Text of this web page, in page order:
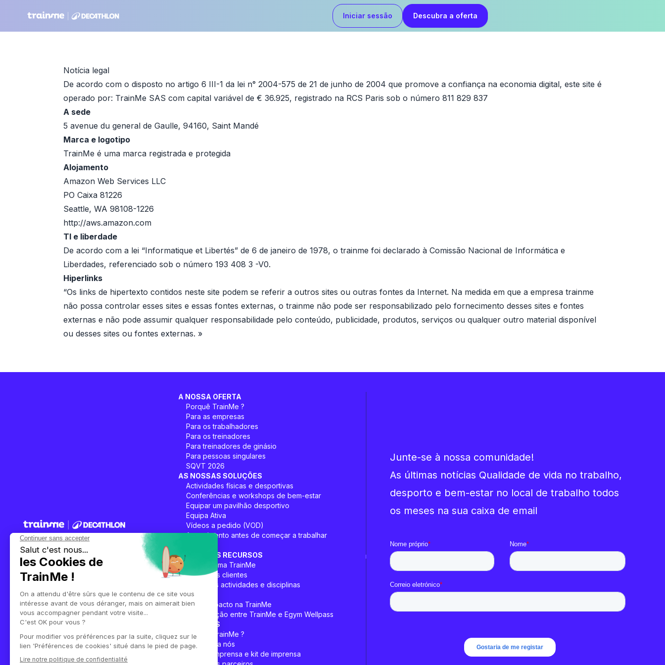
Iniciar sessão Descubra a oferta
Notícia legal
De acordo com o disposto no artigo 6 III-1 da lei n° 2004-575 de 21 de junho de 2004 que promove a confiança na economia digital, este site é
operado por: TrainMe SAS com capital variável de € 36.925, registrado na RCS Paris sob o número 811 829 837
A sede
5 avenue du general de Gaulle, 94160, Saint Mandé
Marca e logotipo
TrainMe é uma marca registrada e protegida
Alojamento
Amazon Web Services LLC
PO Caixa 81226
Seattle, WA 98108-1226
http://aws.amazon.com
TI e liberdade
De acordo com a lei “Informatique et Libertés” de 6 de janeiro de 1978, o trainme foi declarado à Comissão Nacional de Informática e
Liberdades, referenciado sob o número 193 408 3 -V0.
Hiperlinks
“Os links de hipertexto contidos neste site podem se referir a outros sites ou outras fontes da Internet. Na medida em que a empresa trainme
não possa controlar esses sites e essas fontes externas, o trainme não pode ser responsabilizado pelo fornecimento desses sites e fontes
externas e não pode assumir qualquer responsabilidade pelo conteúdo, publicidade, produtos, serviços ou qualquer outro material disponível
ou desses sites ou fontes externas. »
Melhore a saúde física e mental dos seus
empregados!
A NOSSA OFERTA
Porquê TrainMe ?
Para as empresas
Para os trabalhadores
Para os treinadores
Para treinadores de ginásio
Para pessoas singulares
SQVT 2026
AS NOSSAS SOLUÇÕES
Actividades físicas e desportivas
Conferências e workshops de bem-estar
Equipar um pavilhão desportivo
Equipa Ativa
Vídeos a pedido (VOD)
Aquecimento antes de começar a trabalhar
OS NOSSOS RECURSOS
A plataforma TrainMe
Os nossos clientes
As nossas actividades e disciplinas
Blogue
RSE e impacto na TrainMe
Comparação entre TrainMe e Egym Wellpass
SOBRE NÓS
Porquê TrainMe ?
Junte-se a nós
Sala de imprensa e kit de imprensa
Junte-se à nossa comunidade!
As últimas notícias Qualidade de vida no trabalho,
desporto e bem-estar no local de trabalho todos
os meses na sua caixa de email